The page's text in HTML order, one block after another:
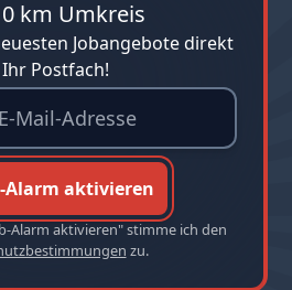
km Umkreis
Jobangebote direkt
Postfach!
Alarm aktivieren
Alarm aktivieren" stimme ich den
zu.